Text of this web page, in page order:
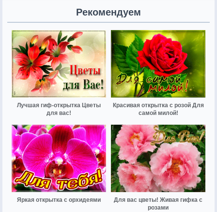
Рекомендуем
Лучшая гиф-открытка Цветы
для вас!
Красивая открытка с розой Для
самой милой!
Яркая открытка с орхидеями
Для вас цветы! Живая гифка с
розами